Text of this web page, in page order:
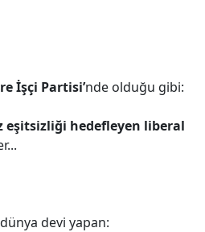
İşçi Partisi’nde olduğu gibi:
eşitsizliği hedefleyen liberal
devi yapan: